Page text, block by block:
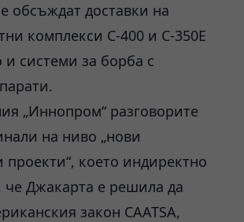
обсъждат доставки на
комплекси С-400 и С-350Е
и системи за борба с
„Иннопром“ разговорите
на ниво „нови
проекти“, което индиректно
че Джакарта е решила да
закон CAATSA,